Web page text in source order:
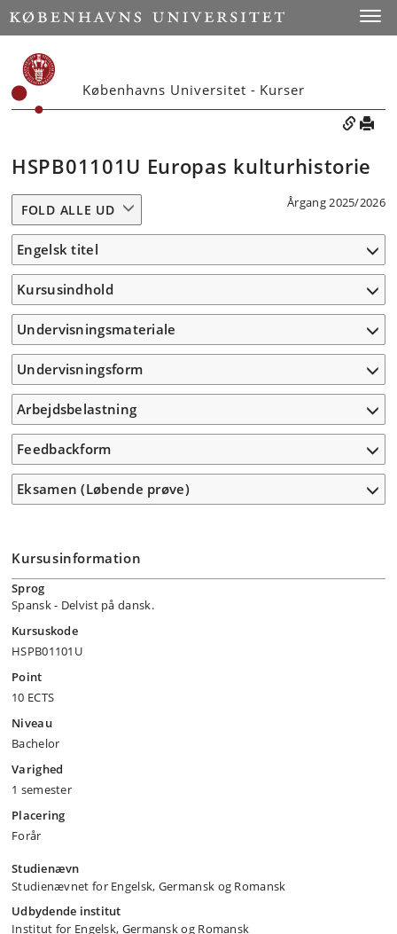
Københavns Universitet - Kurser
HSPB01101U Europas kulturhistorie
Årgang 2025/2026
FOLD ALLE UD
Engelsk titel
Kursusindhold
Undervisningsmateriale
Undervisningsform
Arbejdsbelastning
Feedbackform
Eksamen (Løbende prøve)
Kursusinformation
Sprog
Spansk- Delvist på dansk.
Kursuskode
HSPB01101U
Point
10 ECTS
Niveau
Bachelor
Varighed
1 semester
Placering
Forår
Studienævn
Studienævnet for Engelsk, Germansk og Romansk
Udbydende institut
Institut for Engelsk, Germansk og Romansk